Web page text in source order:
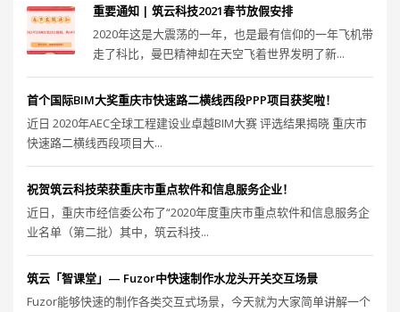
重要通知 | 筑云科技2021春节放假安排
2020年这是大震荡的一年，也是最有信仰的一年飞机带
走了科比，曼巴精神却在天空飞着世界发明了新...
首个国际BIM大奖重庆市快速路二横线西段PPP项目获奖啦！
近日 2020年AEC全球工程建设业卓越BIM大赛 评选结果揭晓 重庆市
快速路二横线西段项目大...
祝贺筑云科技荣获重庆市重点软件和信息服务企业！
近日，重庆市经信委公布了“2020年度重庆市重点软件和信息服务企
业名单（第二批）其中，筑云科技...
筑云「智课堂」— Fuzor中快速制作水龙头开关交互场景
Fuzor能够快速的制作各类交互式场景，今天就为大家简单讲解一个